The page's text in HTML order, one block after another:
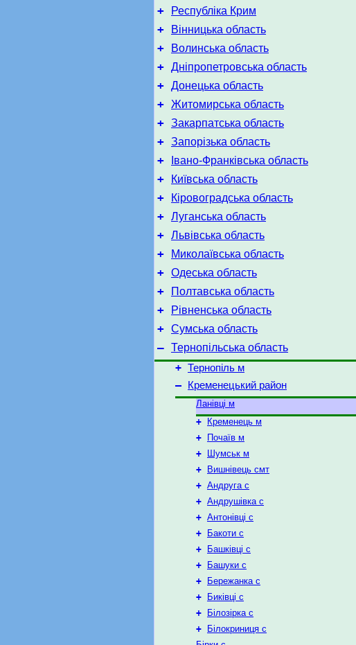
+ Республіка Крим
+ Вінницька область
+ Волинська область
+ Дніпропетровська область
+ Донецька область
+ Житомирська область
+ Закарпатська область
+ Запорізька область
+ Івано-Франківська область
+ Київська область
+ Кіровоградська область
+ Луганська область
+ Львівська область
+ Миколаївська область
+ Одеська область
+ Полтавська область
+ Рівненська область
+ Сумська область
– Тернопільська область
+ Тернопіль м
– Кременецький район
Ланівці м
+
Кременець м
+
Почаїв м
+
Шумськ м
+
Вишнівець смт
+ Андруга с
+ Андрушівка с
+ Антонівці с
+
Бакоти с
+
Башківці с
+
Башуки с
+
Бережанка с
+
Биківці с
+
Білозірка с
+
Білокриниця с